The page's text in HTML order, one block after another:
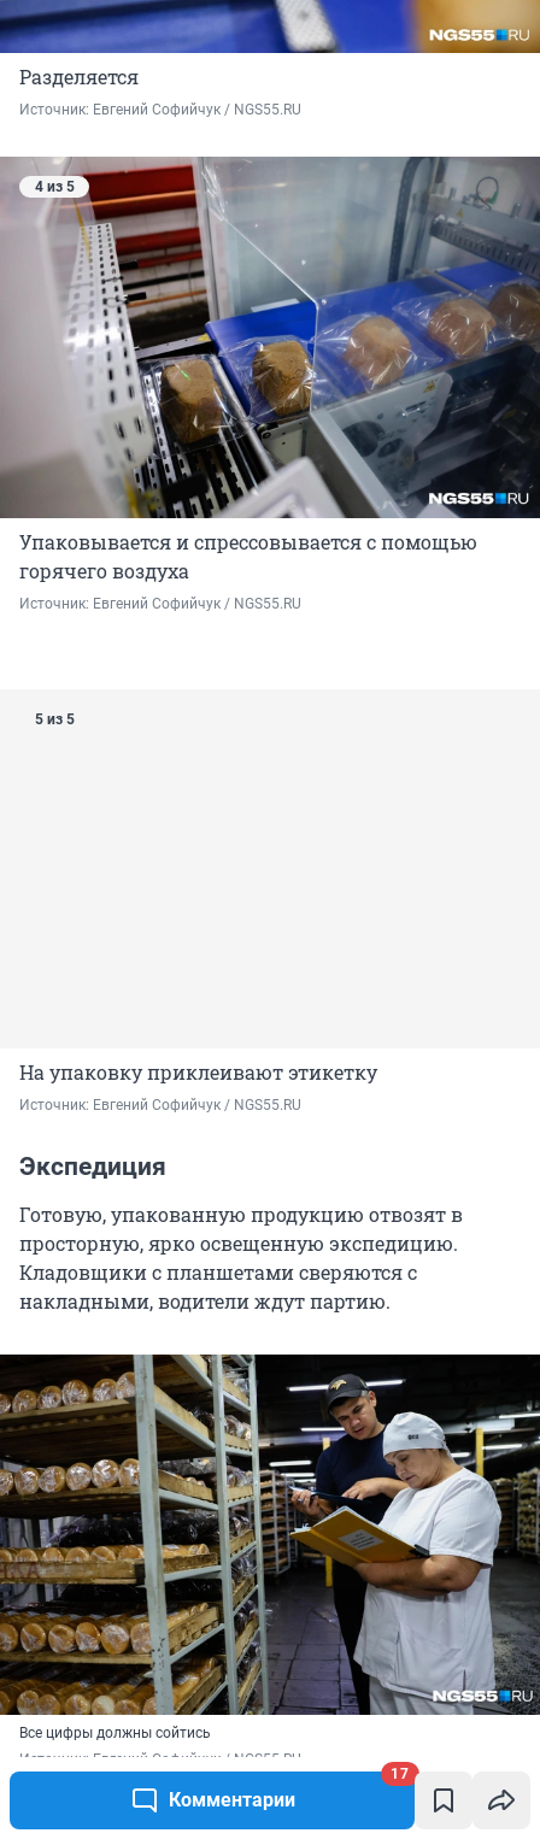
Комментарии
17
Разделяется
Источник: Евгений Софийчук / NGS55.RU
4 из 5
Упаковывается и спрессовывается с помощью
горячего воздуха
Источник: Евгений Софийчук / NGS55.RU
5 из 5
На упаковку приклеивают этикетку
Источник: Евгений Софийчук / NGS55.RU
Экспедиция
Готовую, упакованную продукцию отвозят в
просторную, ярко освещенную экспедицию.
Кладовщики с планшетами сверяются с
накладными, водители ждут партию.
Все цифры должны сойтись
Источник: Евгений Софийчук / NGS55.RU
Первыми, около 10 вечера, уезжают «Газели» в